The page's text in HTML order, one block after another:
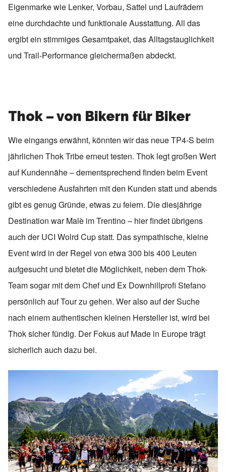
Eigenmarke wie Lenker, Vorbau, Sattel und Laufrädern
eine durchdachte und funktionale Ausstattung. All das
ergibt ein stimmiges Gesamtpaket, das Alltagstauglichkeit
und Trail-Performance gleichermaßen abdeckt.
Thok – von Bikern für Biker
Wie eingangs erwähnt, könnten wir das neue TP4-S beim
jährlichen Thok Tribe erneut testen. Thok legt großen Wert
auf Kundennähe – dementsprechend finden beim Event
verschiedene Ausfahrten mit den Kunden statt und abends
gibt es genug Gründe, etwas zu feiern. Die diesjährige
Destination war Malè im Trentino – hier findet übrigens
auch der UCI Wolrd Cup statt. Das sympathische, kleine
Event wird in der Regel von etwa 300 bis 400 Leuten
aufgesucht und bietet die Möglichkeit, neben dem Thok-
Team sogar mit dem Chef und Ex Downhillprofi Stefano
persönlich auf Tour zu gehen. Wer also auf der Suche
nach einem authentischen kleinen Hersteller ist, wird bei
Thok sicher fündig. Der Fokus auf Made in Europe trägt
sicherlich auch dazu bei.